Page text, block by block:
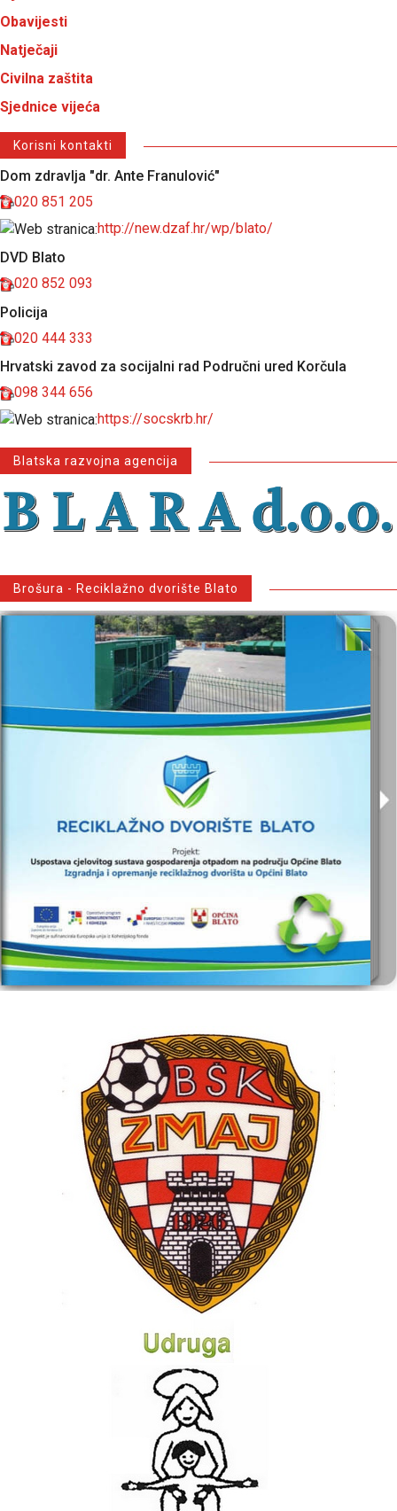
Obavijesti
Natječaji
Civilna zaštita
Sjednice vijeća
Korisni kontakti
Dom zdravlja "dr. Ante Franulović"
020 851 205
http://new.dzaf.hr/wp/blato/
DVD Blato
020 852 093
Policija
020 444 333
Hrvatski zavod za socijalni rad Područni ured Korčula
098 344 656
https://socskrb.hr/
Blatska razvojna agencija
Brošura - Reciklažno dvorište Blato